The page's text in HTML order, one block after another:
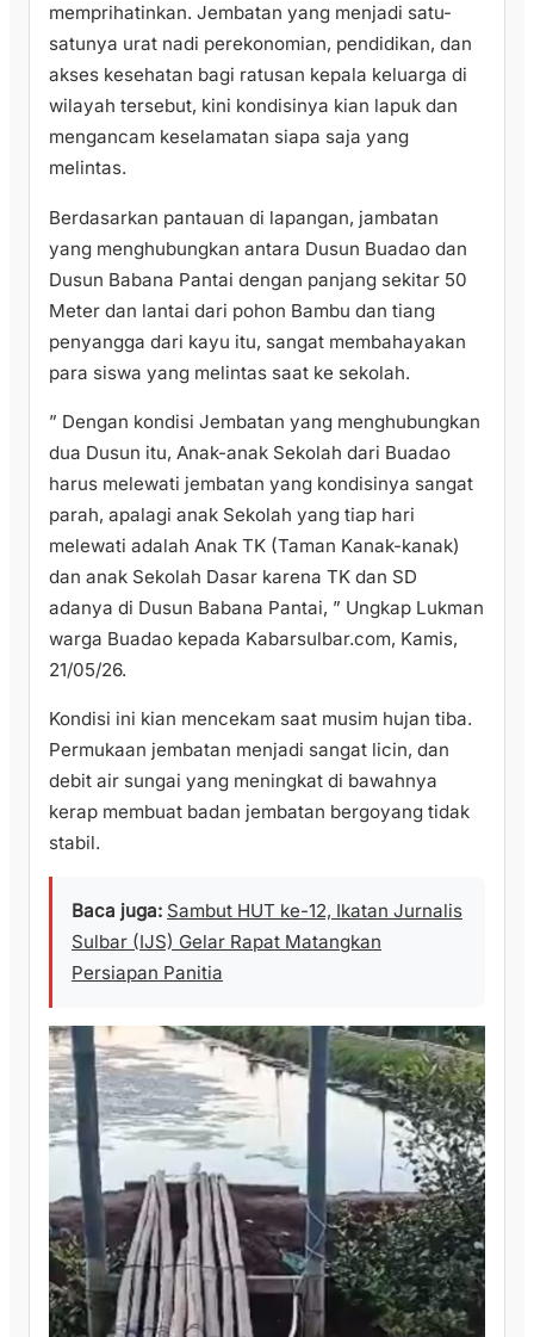
memprihatinkan. Jembatan yang menjadi satu-
satunya urat nadi perekonomian, pendidikan, dan
akses kesehatan bagi ratusan kepala keluarga di
wilayah tersebut, kini kondisinya kian lapuk dan
mengancam keselamatan siapa saja yang
melintas.
​Berdasarkan pantauan di lapangan, jambatan
yang menghubungkan antara Dusun Buadao dan
Dusun Babana Pantai dengan panjang sekitar 50
Meter dan lantai dari pohon Bambu dan tiang
penyangga dari kayu itu, sangat membahayakan
para siswa yang melintas saat ke sekolah.
” Dengan kondisi Jembatan yang menghubungkan
dua Dusun itu, Anak-anak Sekolah dari Buadao
harus melewati jembatan yang kondisinya sangat
parah, apalagi anak Sekolah yang tiap hari
melewati adalah Anak TK (Taman Kanak-kanak)
dan anak Sekolah Dasar karena TK dan SD
adanya di Dusun Babana Pantai, ” Ungkap Lukman
warga Buadao kepada Kabarsulbar.com, Kamis,
21/05/26.
​Kondisi ini kian mencekam saat musim hujan tiba.
Permukaan jembatan menjadi sangat licin, dan
debit air sungai yang meningkat di bawahnya
kerap membuat badan jembatan bergoyang tidak
stabil.
Baca juga: Sambut HUT ke-12, Ikatan Jurnalis
Sulbar (IJS) Gelar Rapat Matangkan
Persiapan Panitia